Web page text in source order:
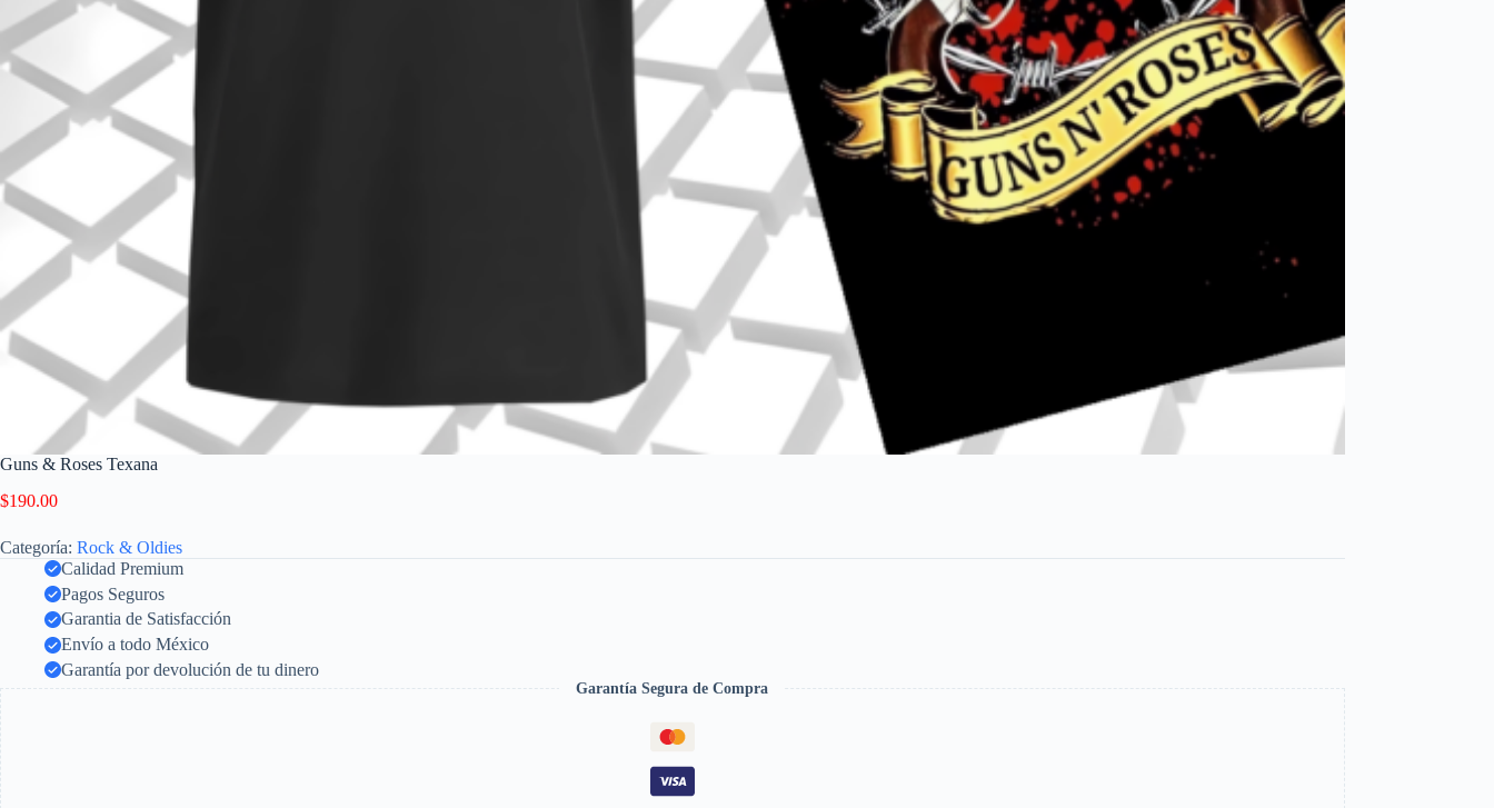
Guns & Roses Texana
$190.00
Categoría: Rock & Oldies
Calidad Premium
Pagos Seguros
Garantia de Satisfacción
Envío a todo México
Garantía por devolución de tu dinero
Garantía Segura de Compra